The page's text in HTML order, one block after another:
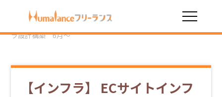
HOME 勤務スタイル
ラ設計構築 6月～
【インフラ】 ECサイトインフ